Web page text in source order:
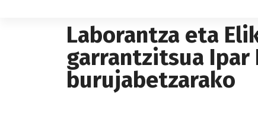
Laborantza eta
garrantzitsua Ipar
burujabetzarako